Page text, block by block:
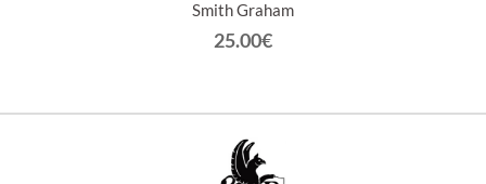
Smith Graham
25.00€